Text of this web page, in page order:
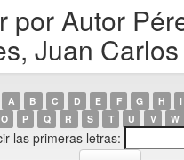
por Autor
Juan Carlos
A B C D E F G H I
O P Q R S T U V W
las primeras letras: